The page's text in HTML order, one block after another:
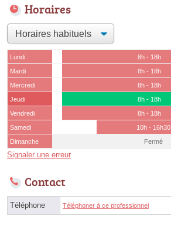
Horaires
Lundi
8h - 18h
Mardi
8h - 18h
Mercredi
8h - 18h
Jeudi
8h - 18h
Vendredi
8h - 18h
Samedi
10h - 16h30
Dimanche
Fermé
Signaler une erreur
Contact
Téléphone Téléphoner à ce professionnel